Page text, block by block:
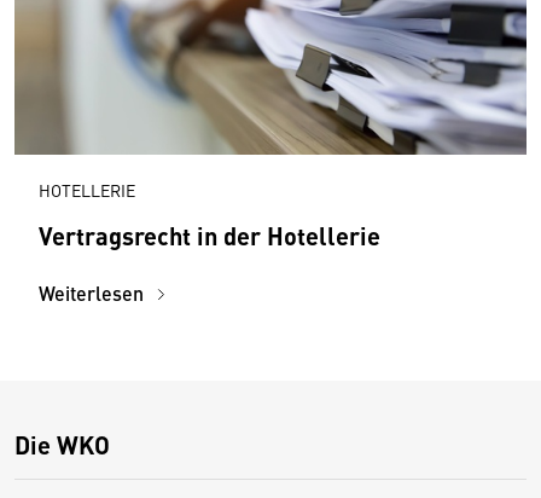
HOTELLERIE
Vertragsrecht in der Hotellerie
Weiterlesen
Die WKO